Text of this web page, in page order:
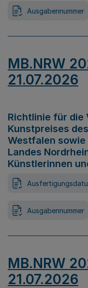
Ausgabennummer
MB.NRW
21.07.2026
Richtlinie für die
Kunstpreises
Westfalen sowie
Landes
Künstlerinnen
Ausgabennummer
MB.NRW
21.07.2026